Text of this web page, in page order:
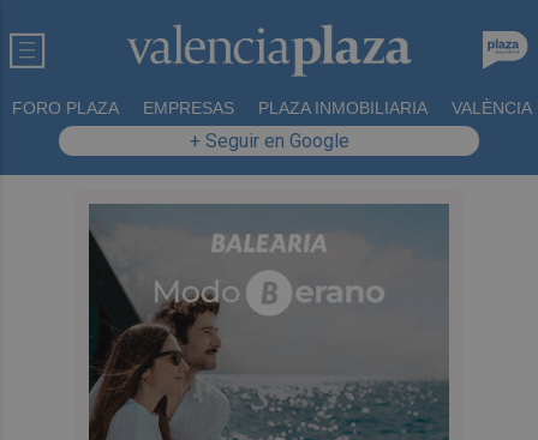
FORO PLAZA EMPRESAS PLAZA INMOBILIARIA VALÈNCIA
+ Seguir en Google